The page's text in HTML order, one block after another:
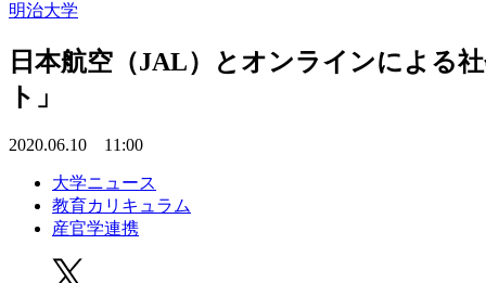
明治大学
日本航空（JAL）とオンラインによる
ト」
2020.06.10 11:00
大学ニュース
教育カリキュラム
産官学連携